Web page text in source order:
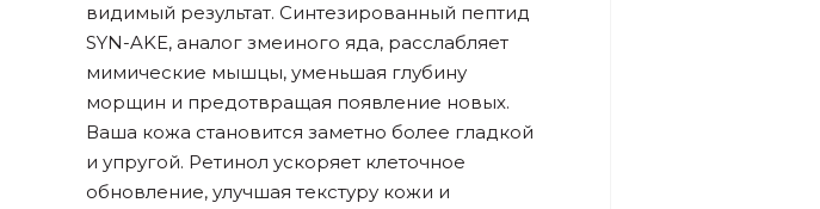
видимый результат. Синтезированный пептид
SYN-AKE, аналог змеиного яда, расслабляет
мимические мышцы, уменьшая глубину
морщин и предотвращая появление новых.
Ваша кожа становится заметно более гладкой
и упругой. Ретинол ускоряет клеточное
обновление, улучшая текстуру кожи и